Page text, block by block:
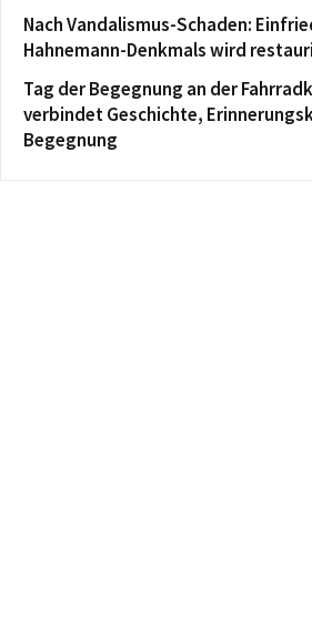
Nach Vandalismus-Schaden:
Hahnemann-Denkmals wird
Tag der Begegnung an der
verbindet Geschichte,
Begegnung